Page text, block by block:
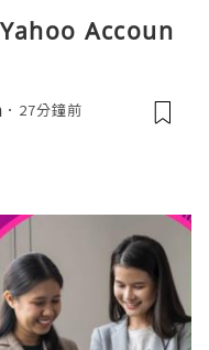
Accoun
27分鐘前